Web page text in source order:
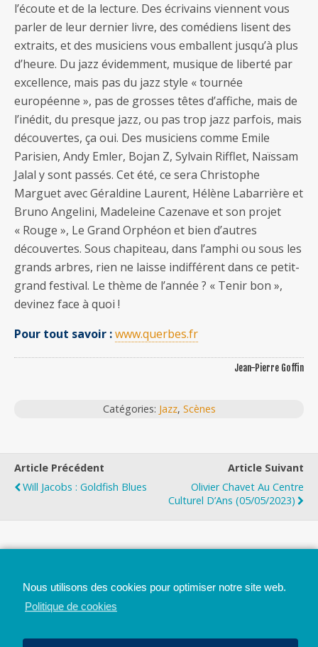
l’écoute et de la lecture. Des écrivains viennent vous
parler de leur dernier livre, des comédiens lisent des
extraits, et des musiciens vous emballent jusqu’à plus
d’heure. Du jazz évidemment, musique de liberté par
excellence, mais pas du jazz style « tournée
européenne », pas de grosses têtes d’affiche, mais de
l’inédit, du presque jazz, ou pas trop jazz parfois, mais
découvertes, ça oui. Des musiciens comme Emile
Parisien, Andy Emler, Bojan Z, Sylvain Rifflet, Naïssam
Jalal y sont passés. Cet été, ce sera Christophe
Marguet avec Géraldine Laurent, Hélène Labarrière et
Bruno Angelini, Madeleine Cazenave et son projet
« Rouge », Le Grand Orphéon et bien d’autres
découvertes. Sous chapiteau, dans l’amphi ou sous les
grands arbres, rien ne laisse indifférent dans ce petit-
grand festival. Le thème de l’année ? « Tenir bon »,
devinez face à quoi !
Pour tout savoir :www.querbes.fr
Jean-Pierre Goffin
Catégories: Jazz, Scènes
Article Précédent
Will Jacobs : Goldfish Blues
Article Suivant
Olivier Chavet Au Centre
Culturel D’Ans (05/05/2023)
Nous utilisons des cookies pour optimiser notre site web.
Politique de cookies